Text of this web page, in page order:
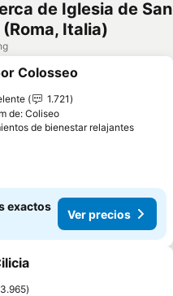
de Iglesia de San
Italia)
a favoritos
Colosseo
1.721
de: Coliseo
de bienestar relajantes
exactos
Ver precios
a favoritos
3.965